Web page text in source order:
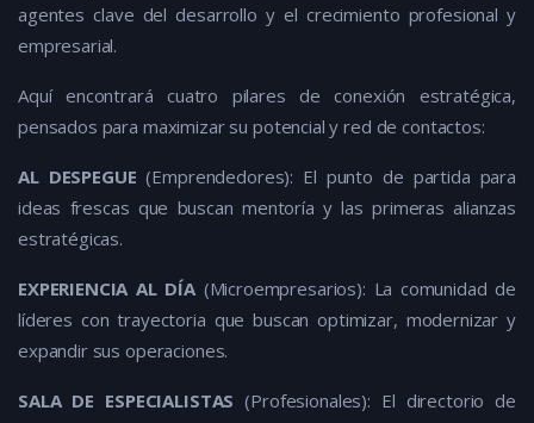
agentes clave del desarrollo y el crecimiento profesional y
empresarial.
Aquí encontrará cuatro pilares de conexión estratégica,
pensados para maximizar su potencial y red de contactos:
AL DESPEGUE (Emprendedores): El punto de partida para
ideas frescas que buscan mentoría y las primeras alianzas
estratégicas.
EXPERIENCIA AL DÍA (Microempresarios): La comunidad de
líderes con trayectoria que buscan optimizar, modernizar y
expandir sus operaciones.
SALA DE ESPECIALISTAS (Profesionales): El directorio de